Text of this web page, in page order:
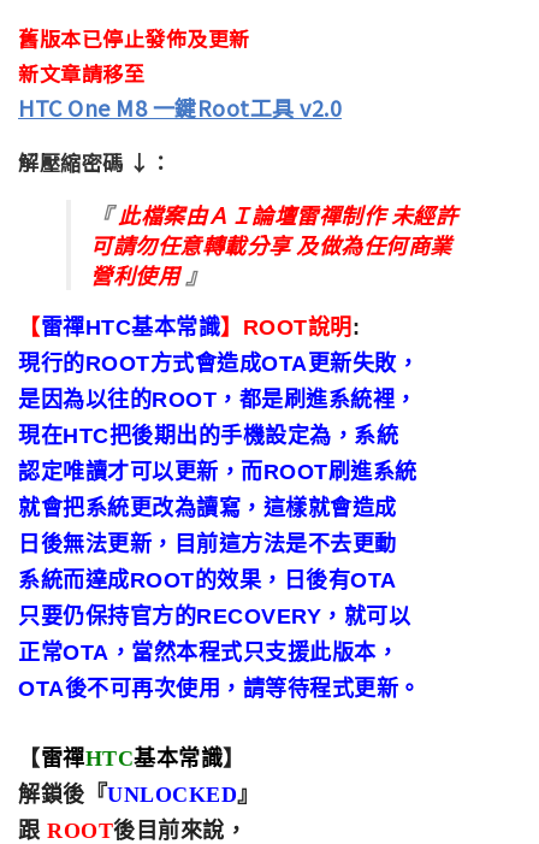
舊版本已停止發佈及更新
新文章請移至
HTC One M8 一鍵Root工具 v2.0
解壓縮密碼 ↓：
『此檔案由ＡＩ論壇雷禪制作 未經許
可請勿任意轉載分享 及做為任何商業
營利使用』
【雷禪HTC基本常識】 ROOT說明 :
現行的ROOT方式會造成OTA更新失敗，
是因為以往的ROOT，都是刷進系統裡，
現在HTC把後期出的手機設定為 ， 系統
認定唯讀才可以更新，而ROOT刷進系統
就會把系統更改為讀寫，這樣就會造成
日後無法更新，目前這方法是不去更動
系統而達成ROOT的效果，日後有OTA
只要仍保持官方的RECOVERY，就可以
正常OTA，當然本程式只支援此版本，
OTA後不可再次使用，請等待程式更新。
【雷禪HTC基本常識】
解鎖後『UNLOCKED』
跟 ROOT後目前來說 ，